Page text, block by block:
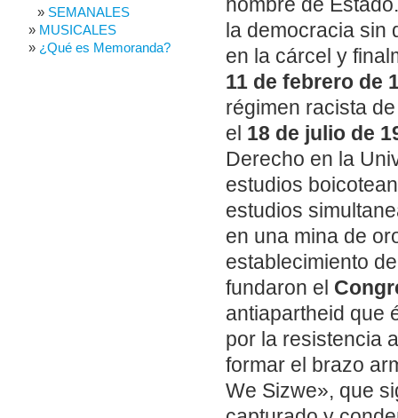
hombre de
la democracia sin
en la cárcel y
11 de febrero de
régimen racista
el 18 de julio de
Derecho en la
estudios
estudios
en una mina de
establecimiento
fundaron el
antiapartheid que
por la resistencia
formar el brazo
We Sizwe», que
SEMANALES
MUSICALES
¿Qué es Memoranda?